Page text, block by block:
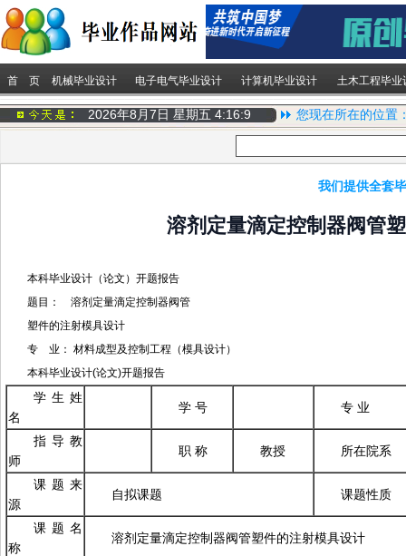
首 页 机械毕业设计 电子电气毕业设计 计算机毕业设计 土木工程毕业
2026年8月7日 星期五 4:16:10 您现在所在的位置
我们提供全套
溶剂定量滴定控制器阀管
本科毕业设计（论文）开题报告
题目： 溶剂定量滴定控制器阀管
塑件的注射模具设计
专 业： 材料成型及控制工程（模具设计）
本科毕业设计(论文)开题报告
学生姓
名
学 号 专 业
指导教
师
职 称 教授 所在院系
课题来
源
自拟课题 课题性质
课题名
称
溶剂定量滴定控制器阀管塑件的注射模具设计